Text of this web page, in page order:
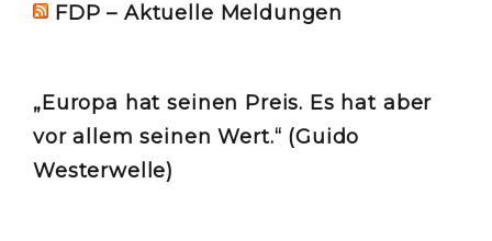
FDP – Aktuelle Meldungen
„Europa hat seinen Preis. Es hat aber
vor allem seinen Wert.“ (Guido
Westerwelle)